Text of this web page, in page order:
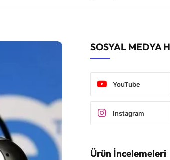
SOSYAL MEDYA
YouTube
Instagram
Ürün İncelemeleri